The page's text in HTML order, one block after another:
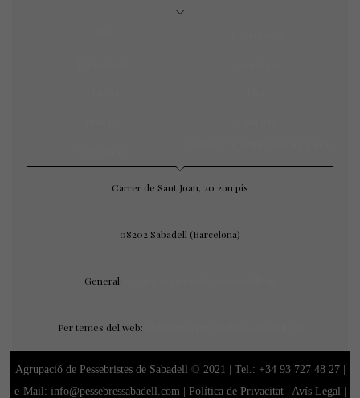
Exposicions Concursos
Carrer de Sant Joan, 20 2on pis
08202 Sabadell (Barcelona)
General:
Per temes del web:
Agrupació de Pessebristes de Sabadell © 2021 | Tel.: +34 93 727 48 27|
e-Mail: info@pessebressabadell.com | Política de Privacitat| Avís Legal